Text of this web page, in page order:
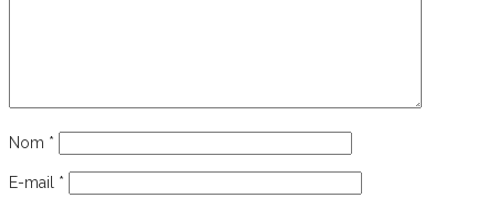
Nom *
E-mail *